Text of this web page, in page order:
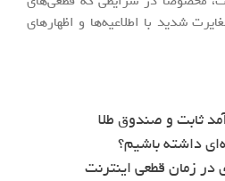
شدید با اطلاعیه‌ها و اظهار‌های
ثابت و صندوق طلا
داشته باشیم؟
زمان قطعی اینترنت